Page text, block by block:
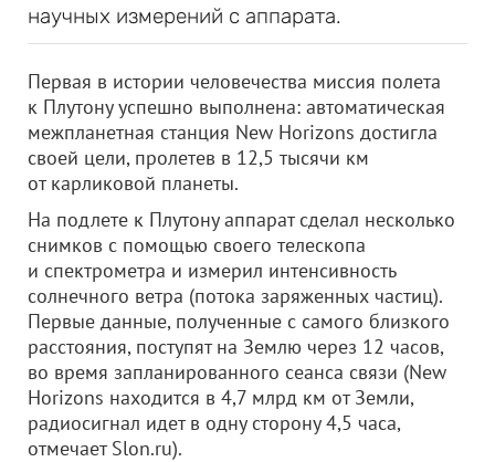
научных измерений с аппарата.
Первая в истории человечества миссия полета
к Плутону успешно выполнена: автоматическая
межпланетная станция New Horizons достигла
своей цели, пролетев в 12,5 тысячи км
от карликовой планеты.
На подлете к Плутону аппарат сделал несколько
снимков с помощью своего телескопа
и спектрометра и измерил интенсивность
солнечного ветра (потока заряженных частиц).
Первые данные, полученные с самого близкого
расстояния, поступят на Землю через 12 часов,
во время запланированного сеанса связи (New
Horizons находится в 4,7 млрд км от Земли,
радиосигнал идет в одну сторону 4,5 часа,
отмечает Slon.ru).